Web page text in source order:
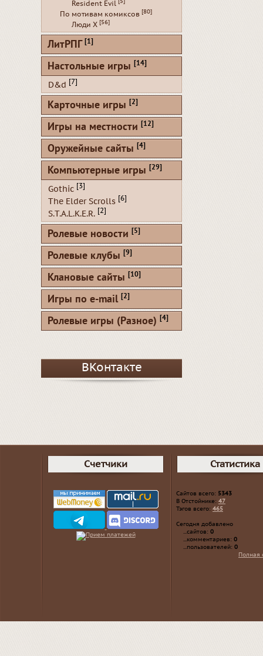
Resident Evil
По мотивам комиксов [80]
Люди Х [56]
ЛитРПГ [1]
Настольные игры [14]
D&d [7]
Карточные игры [2]
Игры на местности [12]
Оружейные сайты [4]
Компьютерные игры [29]
Gothic [3]
The Elder Scrolls [6]
S.T.A.L.K.E.R. [2]
Ролевые новости [5]
Ролевые клубы [9]
Клановые сайты [10]
Игры по e-mail [2]
Ролевые игры (Разное) [4]
ВКонтакте
Счетчики Статистика
Сайтов всего: 5343
В Отстойнике: 47
Тэгов всего: 465
Сегодня добавлено
...сайтов: 0
...комментариев: 0
...пользователей: 0
Полная